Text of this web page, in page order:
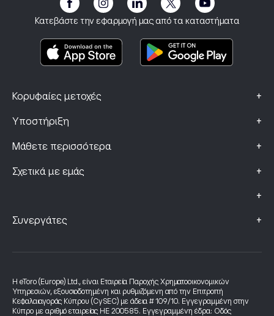
Κατεβάστε την εφαρμογή μας από τα καταστήματα
Κορυφαίες μετοχές +
Υποστήριξη +
Μάθετε περισσότερα +
Σχετικά με εμάς +
Αποτύπωμα
+
Όροι και Προϋποθέσεις
Βασικά Έγγραφα Πληροφόρησης
Δεδομένα Παραπόνων (Πελάτες FCA)
Συνεργάτες +
Ασφάλιση επένδυσης
Η eToro (Europe) Ltd., είναι Εταιρεία Παροχής Χρηματοοικονομικών
Υπηρεσιών, εξουσιοδοτημένη και ρυθμιζόμενη από την Επιτροπή
Κεφαλαιαγοράς Κύπρου (CySEC) με άδεια # 109/10. Εγγεγραμμένη στην
Κύπρο με αριθμό εταιρείας HE 200585. Εγγεγραμμένη έδρα: Οδός